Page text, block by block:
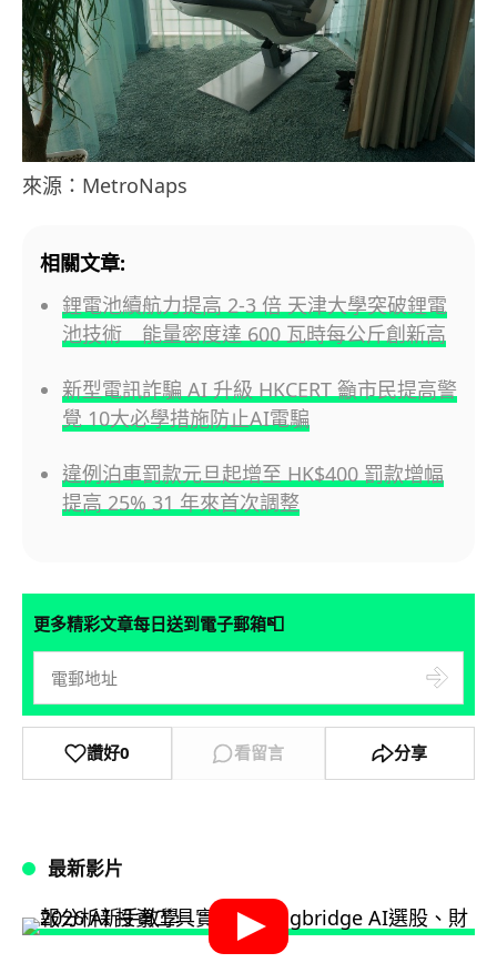
來源：MetroNaps
相關文章:
鋰電池續航力提高 2-3 倍 天津大學突破鋰電
池技術 能量密度達 600 瓦時每公斤創新高
新型電訊詐騙 AI 升級 HKCERT 籲市民提高警
覺 10大必學措施防止AI電騙
違例泊車罰款元旦起增至 HK$400 罰款增幅
提高 25% 31 年來首次調整
更多精彩文章每日送到電子郵箱📮
讚好0 看留言 分享
最新影片